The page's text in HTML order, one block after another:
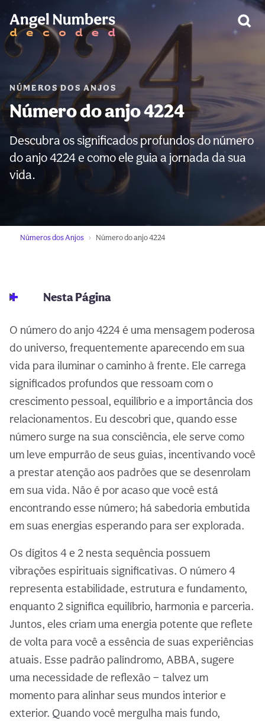
NÚMEROS DOS ANJOS
Número do anjo 4224
Descubra os significados profundos do número
do anjo 4224 e como ele guia a jornada da sua
vida.
Números dos Anjos Número do anjo 4224
Nesta Página
O número do anjo 4224 é uma mensagem poderosa
do universo, frequentemente aparecendo em sua
vida para iluminar o caminho à frente. Ele carrega
significados profundos que ressoam com o
crescimento pessoal, equilíbrio e a importância dos
relacionamentos. Eu descobri que, quando esse
número surge na sua consciência, ele serve como
um leve empurrão de seus guias, incentivando você
a prestar atenção aos padrões que se desenrolam
em sua vida. Não é por acaso que você está
encontrando esse número; há sabedoria embutida
em suas energias esperando para ser explorada.
Os dígitos 4 e 2 nesta sequência possuem
vibrações espirituais significativas. O número 4
representa estabilidade, estrutura e fundamento,
enquanto 2 significa equilíbrio, harmonia e parceria.
Juntos, eles criam uma energia potente que reflete
de volta para você a essência de suas experiências
atuais. Esse padrão palíndromo, ABBA, sugere
uma necessidade de reflexão — talvez um
momento para alinhar seus mundos interior e
exterior. Quando você mergulha mais fundo,
AVISO: